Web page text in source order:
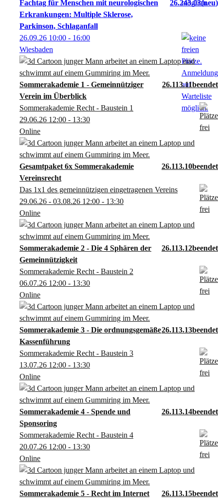
Sommerakademie 1 - Gemeinnütziger
Verein im Überblick
26.113.11
Sommerakademie Recht - Baustein 1
29.06.26 12:00 - 13:30
Online
Gesamtpaket 6x Sommerakademie
Vereinsrecht
26.113.10
Das 1x1 des gemeinnützigen eingetragenen Vereins
29.06.26 - 03.08.26 12:00 - 13:30
Online
Sommerakademie 2 - Die 4 Sphären der
Gemeinnützigkeit
26.113.12
Sommerakademie Recht - Baustein 2
06.07.26 12:00 - 13:30
Online
Sommerakademie 3 - Die ordnungsgemäße
Kassenführung
26.113.13
Sommerakademie Recht - Baustein 3
13.07.26 12:00 - 13:30
Online
Sommerakademie 4 - Spende und
Sponsoring
26.113.14
Sommerakademie Recht - Baustein 4
20.07.26 12:00 - 13:30
Online
Sommerakademie 5 - Recht im Internet
26.113.15
Fachtag für Menschen mit neurologischen
Erkrankungen: Multiple Sklerose,
Parkinson, Schlaganfall
26.243.03 neu
26.09.26 10:00 - 16:00
Wiesbaden